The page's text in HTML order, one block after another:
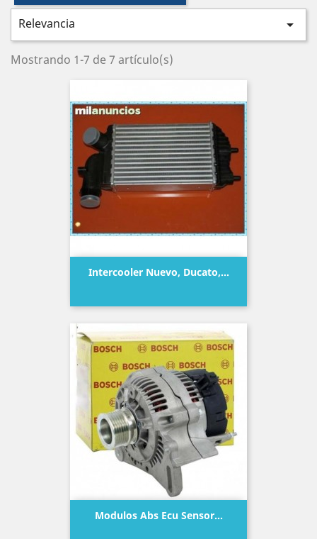
Relevancia 
Mostrando 1-7 de 7 artículo(s)
Intercooler Nuevo, Ducato,...
Modulos Abs Ecu Sensor...